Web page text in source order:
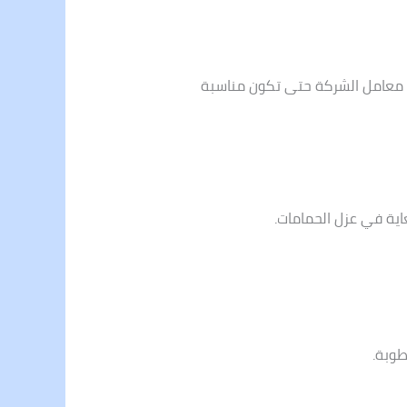
معامل الشركة حتى تكون مناسبة
في عزل الحمامات.